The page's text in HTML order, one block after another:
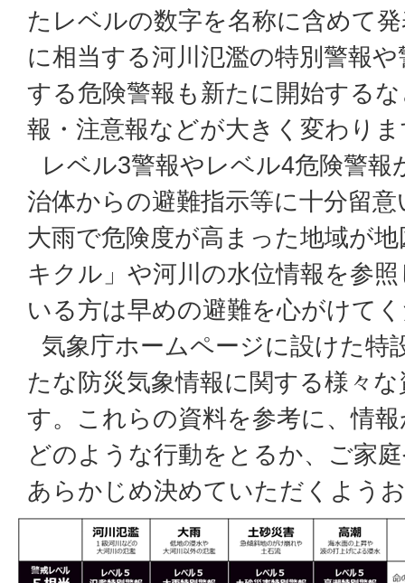
たレベルの数字を名称に含めて
に相当する河川氾濫の特別警報
する危険警報も新たに開始する
報・注意報などが大きく変わり
レベル3警報やレベル4危険警報
治体からの避難指示等に十分留
大雨で危険度が高まった地域が
キクル」や河川の水位情報を参
いる方は早めの避難を心がけて
気象庁ホームページに設けた
たな防災気象情報に関する様々
す。これらの資料を参考に、情
どのような行動をとるか、ご家
あらかじめ決めていただくよう